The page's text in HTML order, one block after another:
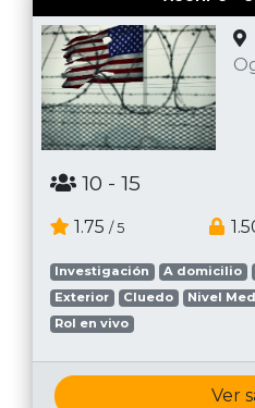
10 - 15
1.75 / 5
Investigación A domicilio
Exterior
Cluedo Nivel
Rol en vivo
Ver